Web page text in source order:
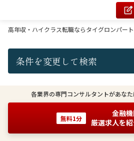
高年収・ハイクラス転職ならタイグロンパー
条件を変更して検索
各業界の専門コンサルタントがあな
無料1分
金融
厳選求人を